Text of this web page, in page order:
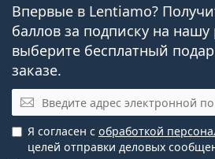
Впервые в Lentiamo?
баллов за подписку на нашу
выберите бесплатный
заказе.
Эл. почта
Я согласен с обработкой
целей отправки деловых